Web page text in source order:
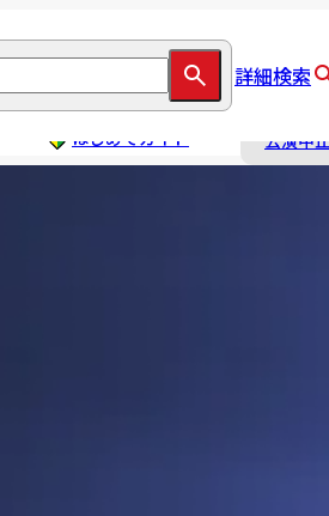
詳細検索
はじめてガイド 公演中